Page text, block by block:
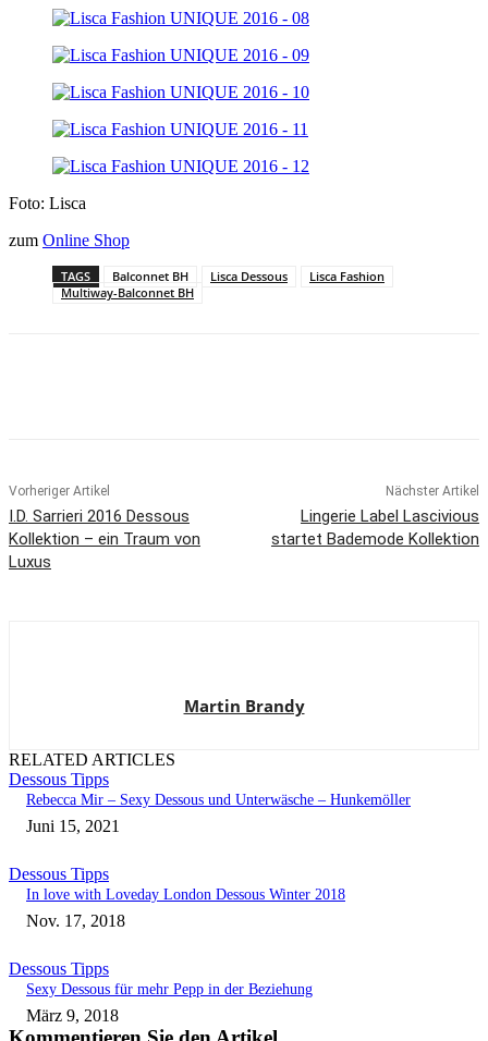
Foto: Lisca
zum Online Shop
TAGS Balconnet BH Lisca Dessous
Lisca Fashion
Multiway-Balconnet BH
Vorheriger Artikel
I.D. Sarrieri 2016 Dessous
Kollektion – ein Traum von
Luxus
Nächster Artikel
Lingerie Label Lascivious
startet Bademode Kollektion
Martin Brandy
RELATED ARTICLES
Dessous Tipps
Rebecca Mir – Sexy Dessous und Unterwäsche – Hunkemöller
Juni 15, 2021
Dessous Tipps
In love with Loveday London Dessous Winter 2018
Nov. 17, 2018
Dessous Tipps
Sexy Dessous für mehr Pepp in der Beziehung
März 9, 2018